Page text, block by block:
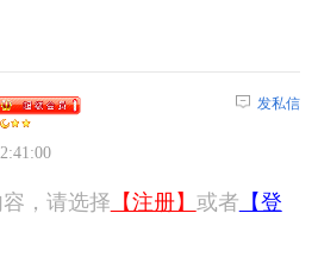
发私信
，请选择 【注册】 或者 【登